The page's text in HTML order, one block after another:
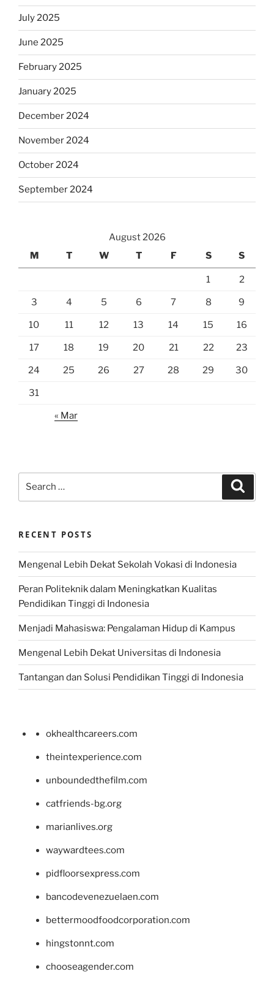
July 2025
June 2025
February 2025
January 2025
December 2024
November 2024
October 2024
September 2024
August 2026
M
T W T F S S
1 2
3 4 5 6 7 8 9
10 11 12 13 14 15 16
17 18 19 20 21 22 23
24 25 26 27 28 29 30
31
« Mar
RECENT POSTS
Mengenal Lebih Dekat Sekolah Vokasi di Indonesia
Peran Politeknik dalam Meningkatkan Kualitas
Pendidikan Tinggi di Indonesia
Menjadi Mahasiswa: Pengalaman Hidup di Kampus
Mengenal Lebih Dekat Universitas di Indonesia
Tantangan dan Solusi Pendidikan Tinggi di Indonesia
okhealthcareers.com
theintexperience.com
unboundedthefilm.com
catfriends-bg.org
marianlives.org
waywardtees.com
pidfloorsexpress.com
bancodevenezuelaen.com
bettermoodfoodcorporation.com
hingstonnt.com
chooseagender.com